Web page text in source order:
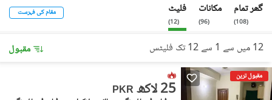
گھر تمام
(
108
)
مکانات
(
96
)
فلیٹ
(
12
)
مقام کی فہرست
12 میں سے 1 سے 12 تک فلیٹس مقبول
مقبول ترین
PKR 25 لاکھ